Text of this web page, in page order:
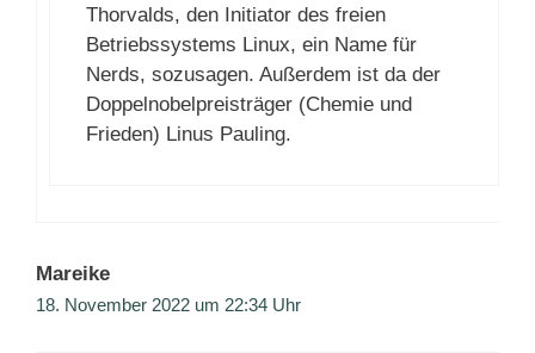
Thorvalds, den Initiator des freien
Betriebssystems Linux, ein Name für
Nerds, sozusagen. Außerdem ist da der
Doppelnobelpreisträger (Chemie und
Frieden) Linus Pauling.
Mareike
18. November 2022 um 22:34 Uhr